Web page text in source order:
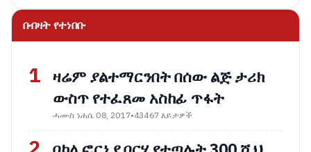
በብዛት የተነበቡ
1 ዛሬም ያልተማርንበት በሰው ልጅ ታሪክ
ውስጥ የተፈጸመ አስከፊ ጥፋት
ሓሙስ ነሐሴ 08, 2017•43467 እይታዎች